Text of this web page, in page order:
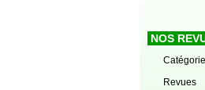
NOS
Revues